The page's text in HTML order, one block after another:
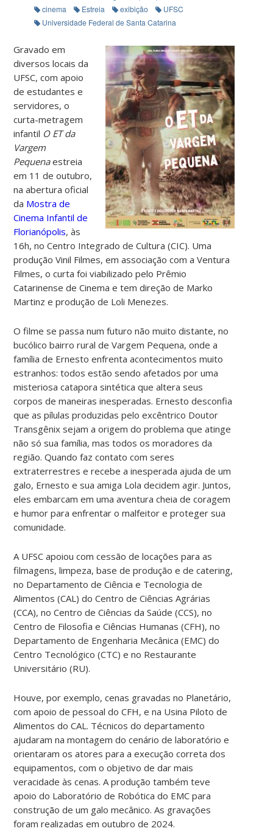
cinema
Estreia exibição
UFSC
Universidade Federal de Santa Catarina
Gravado em
diversos locais da
UFSC, com apoio
de estudantes e
servidores, o
curta-metragem
infantil O ET da
Vargem
Pequenaestreia
em 11 de outubro,
na abertura oficial
da Mostra de
Cinema Infantil de
Florianópolis, às
16h, no Centro Integrado de Cultura (CIC). Uma
produção Vinil Filmes, em associação com a Ventura
Filmes, o curta foi viabilizado pelo Prêmio
Catarinense de Cinema e tem direção de Marko
Martinz e produção de Loli Menezes.
O filme se passa num futuro não muito distante, no
bucólico bairro rural de Vargem Pequena, onde a
família de Ernesto enfrenta acontecimentos muito
estranhos: todos estão sendo afetados por uma
misteriosa catapora sintética que altera seus
corpos de maneiras inesperadas. Ernesto desconfia
que as pílulas produzidas pelo excêntrico Doutor
Transgênix sejam a origem do problema que atinge
não só sua família, mas todos os moradores da
região. Quando faz contato com seres
extraterrestres e recebe a inesperada ajuda de um
galo, Ernesto e sua amiga Lola decidem agir. Juntos,
eles embarcam em uma aventura cheia de coragem
e humor para enfrentar o malfeitor e proteger sua
comunidade.
A UFSC apoiou com cessão de locações para as
filmagens, limpeza, base de produção e de catering,
no Departamento de Ciência e Tecnologia de
Alimentos (CAL) do Centro de Ciências Agrárias
(CCA), no Centro de Ciências da Saúde (CCS), no
Centro de Filosofia e Ciências Humanas (CFH), no
Departamento de Engenharia Mecânica (EMC) do
Centro Tecnológico (CTC) e no Restaurante
Universitário (RU).
Houve, por exemplo, cenas gravadas no Planetário,
com apoio de pessoal do CFH, e na Usina Piloto de
Alimentos do CAL. Técnicos do departamento
ajudaram na montagem do cenário de laboratório e
orientaram os atores para a execução correta dos
equipamentos, com o objetivo de dar mais
veracidade às cenas. A produção também teve
apoio do Laboratório de Robótica do EMC para
construção de um galo mecânico. As gravações
foram realizadas em outubro de 2024.